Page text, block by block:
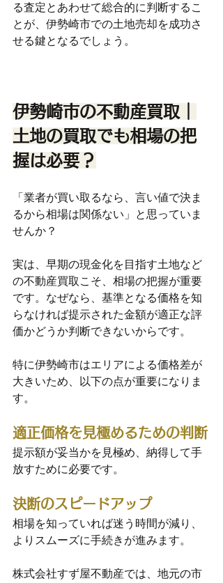
る査定とあわせて総合的に判断するこ
とが、伊勢崎市での土地売却を成功さ
せる鍵となるでしょう。
伊勢崎市の不動産買取｜
土地の買取でも相場の把
握は必要？
「業者が買い取るなら、言い値で決ま
るから相場は関係ない」と思っていま
せんか？
実は、早期の現金化を目指す土地など
の不動産買取こそ、相場の把握が重要
です。なぜなら、基準となる価格を知
らなければ提示された金額が適正な評
価かどうか判断できないからです。
特に伊勢崎市はエリアによる価格差が
大きいため、以下の点が重要になりま
す。
適正価格を見極めるための判断
提示額が妥当かを見極め、納得して手
放すために必要です。
決断のスピードアップ
相場を知っていれば迷う時間が減り、
よりスムーズに手続きが進みます。
株式会社すず屋不動産では、地元の市